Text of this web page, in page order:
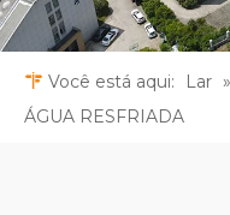
Você está aqui: Lar »
ÁGUA RESFRIADA